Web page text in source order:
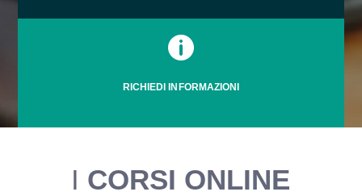

RICHIEDI INFORMAZIONI
I CORSI ONLINE